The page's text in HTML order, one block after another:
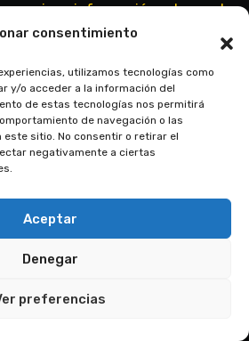
consentimiento
utilizamos tecnologías como
y/o acceder a la información del
de estas tecnologías nos permitirá
de navegación o las
sitio. No consentir o retirar el
negativamente a ciertas
Aceptar
Denegar
preferencias